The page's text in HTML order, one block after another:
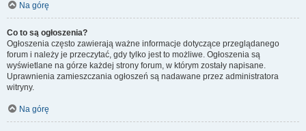
Na górę
Co to są ogłoszenia?
Ogłoszenia często zawierają ważne informacje dotyczące przeglądanego
forum i należy je przeczytać, gdy tylko jest to możliwe. Ogłoszenia są
wyświetlane na górze każdej strony forum, w którym zostały napisane.
Uprawnienia zamieszczania ogłoszeń są nadawane przez administratora
witryny.
Na górę